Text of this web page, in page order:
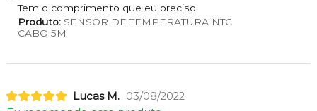
Tem o comprimento que eu preciso.
Produto:SENSOR DE TEMPERATURA NTC
CABO 5M
Lucas M. 03/08/2022